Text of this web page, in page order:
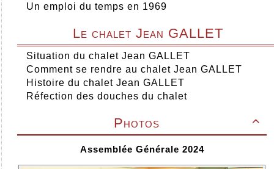
Un emploi du temps en 1969
Le chalet Jean GALLET
Situation du chalet Jean GALLET
Comment se rendre au chalet Jean GALLET
Histoire du chalet Jean GALLET
Réfection des douches du chalet

Photos
Assemblée Générale 2024